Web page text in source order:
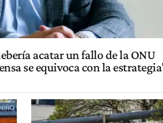
acatar un fallo de la ONU
se equivoca con la